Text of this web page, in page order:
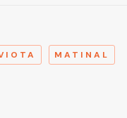
MATINAL